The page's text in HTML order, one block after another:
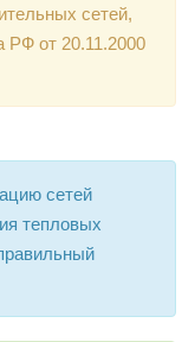
сетей,
РФ от 20.11.2000
сетей
тепловых